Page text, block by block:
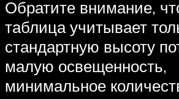
Обратите внимание,
таблица учитывает
стандартную высоту
малую освещенность,
минимальное